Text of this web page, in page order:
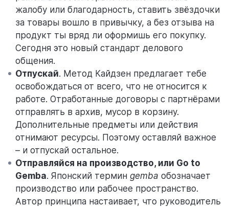
жалобу или благодарность, ставить звёздочки
за товары вошло в привычку, а без отзыва на
продукт ты вряд ли оформишь его покупку.
Сегодня это новый стандарт делового
общения.
Отпускай. Метод Кайдзен предлагает тебе
освобождаться от всего, что не относится к
работе. Отработанные договоры с партнёрами
отправлять в архив, мусор в корзину.
Дополнительные предметы или действия
отнимают ресурсы. Поэтому оставляй важное
– и отпускай остальное.
Отправляйся на производство, или Go to
Gemba. Японский термин gemba обозначает
производство или рабочее пространство.
Автор принципа настаивает, что руководитель